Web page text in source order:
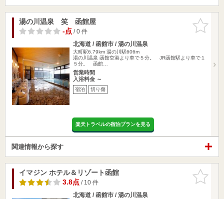
お気に入
りに追加
湯の川温泉 笑 函館屋
-点/ 0 件
北海道 / 函館市 / 湯の川温泉
大町駅6.79km 湯の川駅606m
湯の川温泉 函館空港より車で５分。 JR函館駅より車で１
５分。 函館…
営業時間
入浴料金 ～
宿泊 切り傷
楽天トラベルの宿泊プランを見る
関連情報から探す
お気に入
りに追加
イマジン ホテル＆リゾート函館
3.8点/ 10 件
北海道 / 函館市 / 湯の川温泉